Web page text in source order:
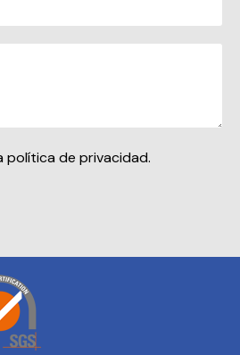
política de privacidad.